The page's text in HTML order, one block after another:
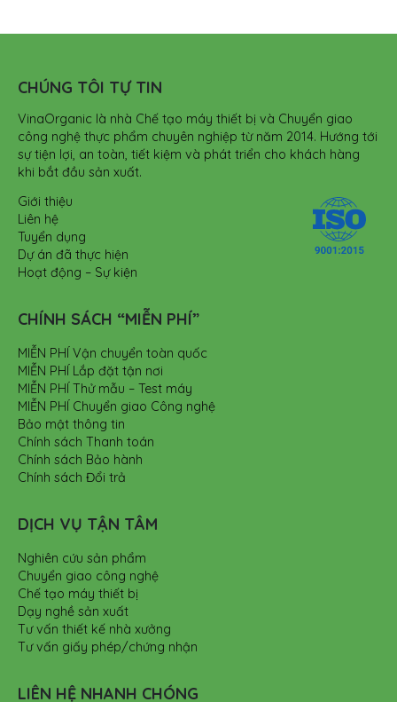
CHÚNG TÔI TỰ TIN
VinaOrganic là nhà Chế tạo máy thiết bị và Chuyển giao
công nghệ thực phẩm chuyên nghiệp từ năm 2014. Hướng tới
sự tiện lợi, an toàn, tiết kiệm và phát triển cho khách hàng
khi bắt đầu sản xuất.
Giới thiệu
Liên hệ
Tuyển dụng
Dự án đã thực hiện
Hoạt động – Sự kiện
CHÍNH SÁCH “MIỄN PHÍ”
MIỄN PHÍ Vận chuyển toàn quốc
MIỄN PHÍ Lắp đặt tận nơi
MIỄN PHÍ Thử mẫu – Test máy
MIỄN PHÍ Chuyển giao Công nghệ
Bảo mật thông tin
Chính sách Thanh toán
Chính sách Bảo hành
Chính sách Đổi trả
DỊCH VỤ TẬN TÂM
Nghiên cứu sản phẩm
Chuyển giao công nghệ
Chế tạo máy thiết bị
Dạy nghề sản xuất
Tư vấn thiết kế nhà xưởng
Tư vấn giấy phép/chứng nhận
LIÊN HỆ NHANH CHÓNG